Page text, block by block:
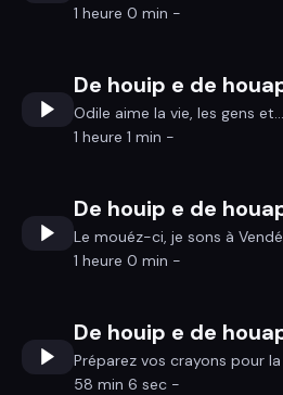
1 heure 0 min -
De houip e de
Odile aime la vie, les gens
1 heure 1 min -
Le mouéz-ci, je sons à
1 heure 0 min -
Préparez vos crayons pour
58 min 6 sec -